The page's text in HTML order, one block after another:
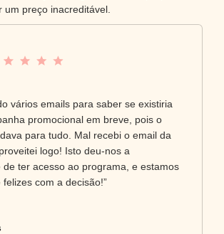
preço inacreditável.
vários emails para saber se existiria
promocional em breve, pois o
para tudo. Mal recebi o email da
logo! Isto deu-nos a
de ter acesso ao programa, e estamos
felizes com a decisão!”